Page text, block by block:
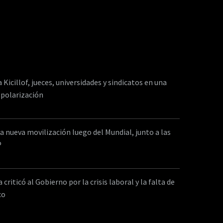
Kicillof, jueces, universidades y sindicatos en una
nueva movilización luego del Mundial, junto a las
criticó al Gobierno por la crisis laboral y la falta de